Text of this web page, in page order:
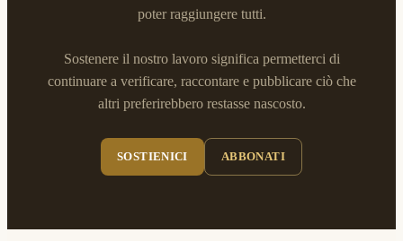
poter raggiungere tutti.
Sostenere il nostro lavoro significa permetterci di
continuare a verificare, raccontare e pubblicare ciò che
altri preferirebbero restasse nascosto.
SOSTIENICI ABBONATI